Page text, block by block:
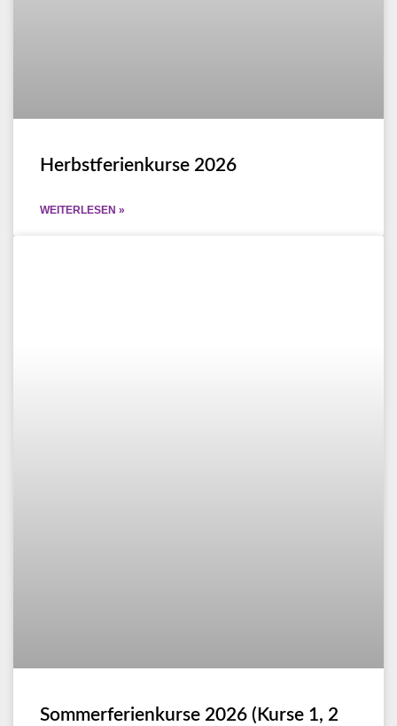
Herbstferienkurse 2026
WEITERLESEN »
Sommerferienkurse 2026 (Kurse 1, 2